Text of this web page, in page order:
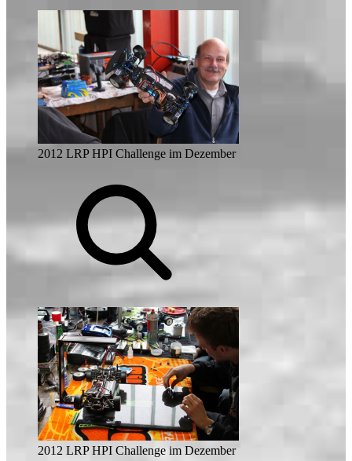
2012 LRP HPI Challenge im Dezember
2012 LRP HPI Challenge im Dezember